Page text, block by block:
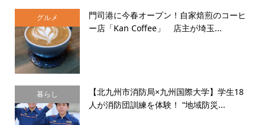
グルメ
門司港に今春オープン！自家焙煎のコーヒ
ー店「Kan Coffee」 店主が埼玉...
暮らし
【北九州市消防局×九州国際大学】学生18
人が消防団訓練を体験！ “地域防災...